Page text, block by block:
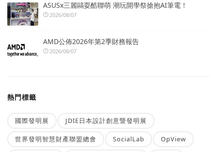
ASUSx三麗鷗耍酷聯萌 潮玩開學祭搶抱AI筆電！
2026/08/07
AMD公佈2026年第2季財務報告
2026/08/07
熱門標籤
國際發明展 JDIE日本設計創意暨發明展
世界發明智慧財產聯盟總會 SocialLab OpView